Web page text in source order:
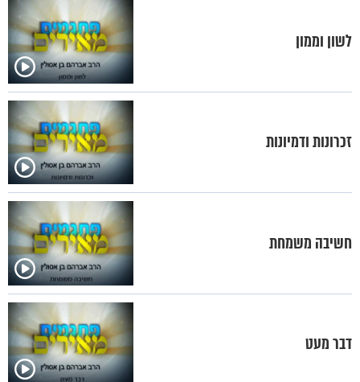
לשון וממון
זכרונות ודמיונות
חשיבה משמחת
דבר מעט